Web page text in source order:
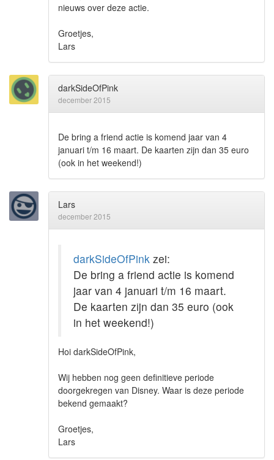
nieuws over deze actie.
Groetjes,
Lars
darkSideOfPink
december 2015
De bring a friend actie is komend jaar van 4
januari t/m 16 maart. De kaarten zijn dan 35 euro
(ook in het weekend!)
Lars
december 2015
darkSideOfPink zei:
De bring a friend actie is komend
jaar van 4 januari t/m 16 maart.
De kaarten zijn dan 35 euro (ook
in het weekend!)
Hoi darkSideOfPink,
Wij hebben nog geen definitieve periode
doorgekregen van Disney. Waar is deze periode
bekend gemaakt?
Groetjes,
Lars